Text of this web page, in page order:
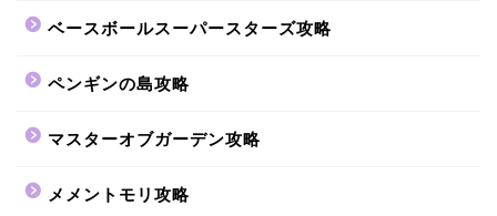
ベースボールスーパースターズ攻略
ペンギンの島攻略
マスターオブガーデン攻略
メメントモリ攻略